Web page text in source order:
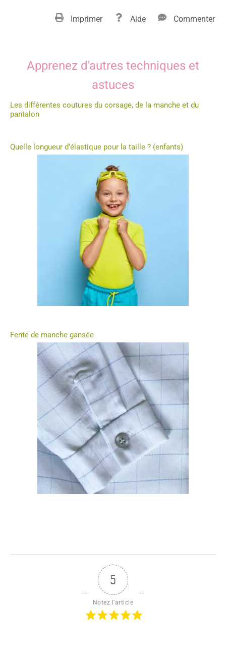
Imprimer Aide Commenter
Apprenez d'autres techniques et
astuces
Les différentes coutures du corsage, de la manche et du
pantalon
Quelle longueur d’élastique pour la taille ? (enfants)
Fente de manche gansée
5
Notez l'article